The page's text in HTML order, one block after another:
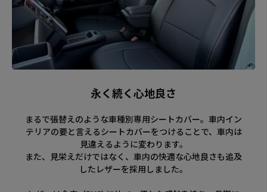
永く続く心地良さ
まるで張替えのような車種別専用シートカバー。車内イン
テリアの要と言えるシートカバーをつけることで、車内は
見違えるように変わります。
また、見栄えだけではなく、車内の快適な心地良さも追及
したレザーを採用しました。